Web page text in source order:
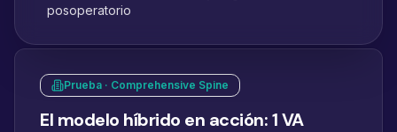
posoperatorio
Prueba · Comprehensive Spine
El modelo híbrido en acción: 1 VA